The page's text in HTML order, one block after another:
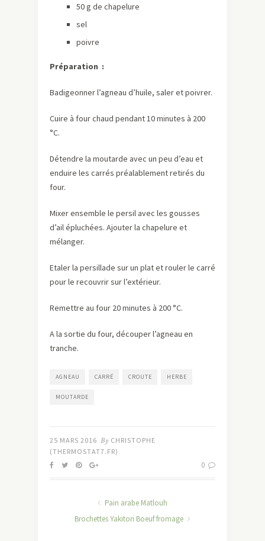
50 g de chapelure
sel
poivre
Préparation :
Badigeonner l’agneau d’huile, saler et poivrer.
Cuire à four chaud pendant 10 minutes à 200
°C.
Détendre la moutarde avec un peu d’eau et
enduire les carrés préalablement retirés du
four.
Mixer ensemble le persil avec les gousses
d’ail épluchées. Ajouter la chapelure et
mélanger.
Etaler la persillade sur un plat et rouler le carré
pour le recouvrir sur l’extérieur.
Remettre au four 20 minutes à 200 °C.
A la sortie du four, découper l’agneau en
tranche.
AGNEAU CARRÉ CROUTE HERBE
MOUTARDE
25 MARS 2016 By CHRISTOPHE
(THERMOSTAT7.FR)
0
Pain arabe Matlouh
Brochettes Yakitori Boeuf fromage